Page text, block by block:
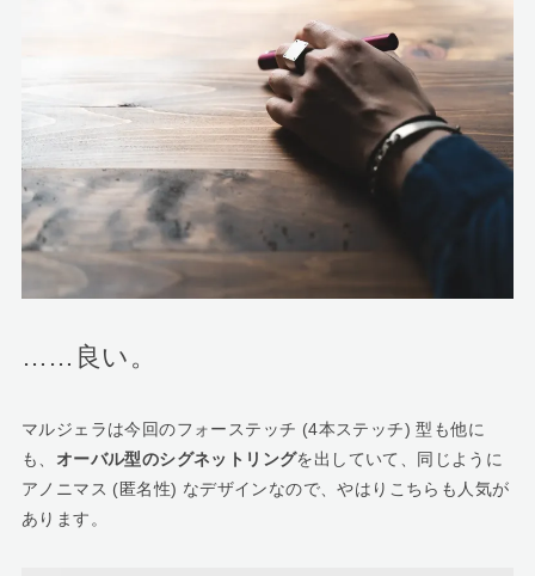
……良い。
マルジェラは今回のフォーステッチ (4本ステッチ) 型も他に
も、 オーバル型のシグネットリングを出していて、同じように
アノニマス (匿名性) なデザインなので、やはりこちらも人気が
あります。